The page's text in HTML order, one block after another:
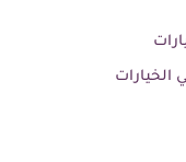
الخيارات